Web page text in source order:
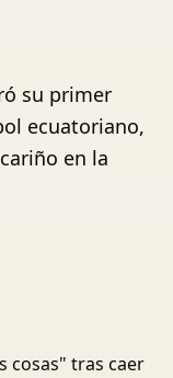
su primer
ecuatoriano,
en la
cosas" tras caer